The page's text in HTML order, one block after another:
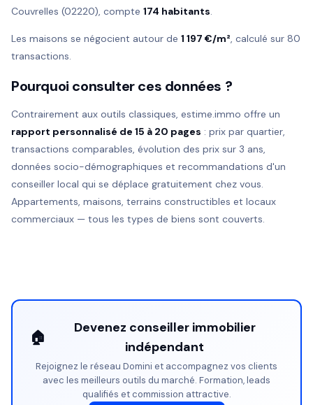
Couvrelles (02220), compte 174 habitants.
Les maisons se négocient autour de 1 197 €/m², calculé sur 80
transactions.
Pourquoi consulter ces données ?
Contrairement aux outils classiques, estime.immo offre un
rapport personnalisé de 15 à 20 pages : prix par quartier,
transactions comparables, évolution des prix sur 3 ans,
données socio-démographiques et recommandations d'un
conseiller local qui se déplace gratuitement chez vous.
Appartements, maisons, terrains constructibles et locaux
commerciaux — tous les types de biens sont couverts.
🏠
Devenez conseiller immobilier
indépendant
Rejoignez le réseau Domini et accompagnez vos clients
avec les meilleurs outils du marché. Formation, leads
qualifiés et commission attractive.